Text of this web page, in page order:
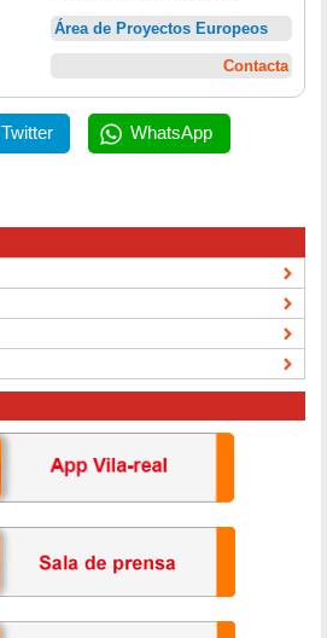
Área de Proyectos Europeos
Contacta
Twitter WhatsApp